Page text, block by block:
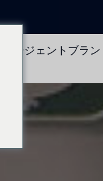
ージェントブラン